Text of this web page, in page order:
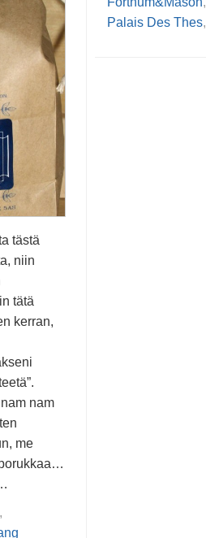
Palais Des Thes,
tästä
niin
tätä
kerran,
nam
me
,